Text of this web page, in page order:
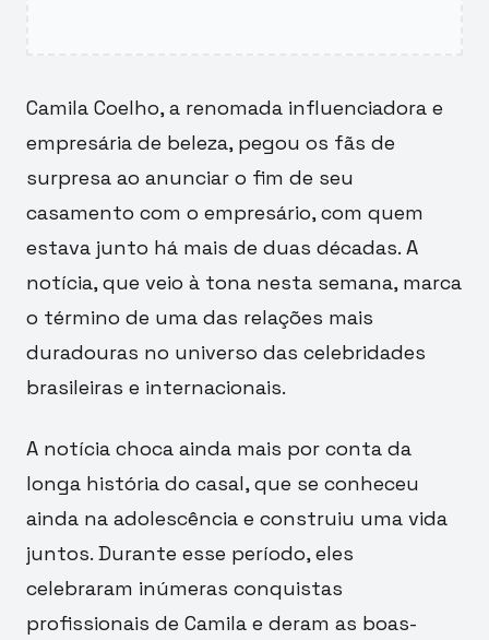
Camila Coelho, a renomada influenciadora e
empresária de beleza, pegou os fãs de
surpresa ao anunciar o fim de seu
casamento com o empresário, com quem
estava junto há mais de duas décadas. A
notícia, que veio à tona nesta semana, marca
o término de uma das relações mais
duradouras no universo das celebridades
brasileiras e internacionais.
A notícia choca ainda mais por conta da
longa história do casal, que se conheceu
ainda na adolescência e construiu uma vida
juntos. Durante esse período, eles
celebraram inúmeras conquistas
profissionais de Camila e deram as boas-